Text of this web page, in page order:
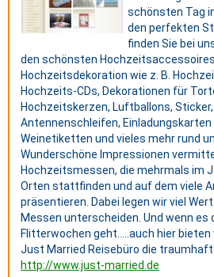
schönsten Tag
den perfekten
finden Sie bei
den schönsten
Hochzeitsdekoration wie z. B.
Hochzeits-CDs, Dekorationen für
Hochzeitskerzen, Luftballons,
Antennenschleifen, Einladungskarten
Weinetiketten und vieles mehr rund
Wunderschöne Impressionen
Hochzeitsmessen, die mehrmals im
Orten stattfinden und auf dem viele
präsentieren. Dabei legen wir viel
Messen unterscheiden. Und wenn es
Flitterwochen geht…..auch hier bieten
Just Married Reisebüro die
http://www.just-married.de